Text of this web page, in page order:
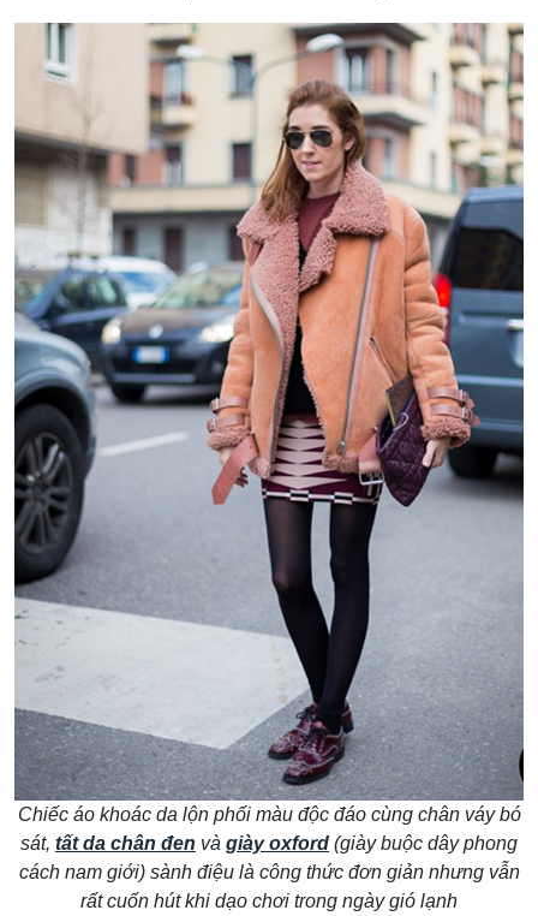
Chiếc áo khoác da lộn phối màu độc đáo cùng chân váy bó
sát, tất da chân đen và giày oxford (giày buộc dây phong
cách nam giới) sành điệu là công thức đơn giản nhưng vẫn
rất cuốn hút khi dạo chơi trong ngày gió lạnh